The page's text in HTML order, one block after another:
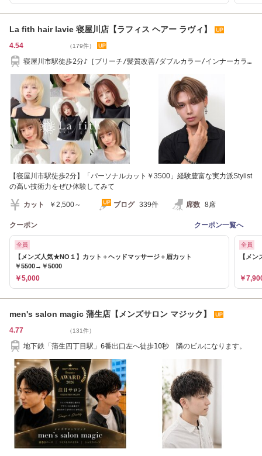
La fith hair lavie 寝屋川店【ラフィス ヘアー ラヴィ】
4.54 （179件）
寝屋川市駅徒歩2分♪［ブリーチ/髪質改善/ダブルカラー/インナーカラ
【寝屋川市駅徒歩2分】「パーソナルカット￥3500」経験豊富な実力派Stylist
の高い技術力をぜひ体験してみて
カット ￥2,500～ ブログ 339件 席数 8席
クーポン クーポン一覧へ
全員
【メンズ人気★NO１】カット＋ヘッドマッサージ＋眉カット
￥5500→￥5000
￥5,000
全員
【メ
￥
men's salon magic 蒲生店【メンズサロン マジック】
4.77 （131件）
地下鉄「蒲生四丁目駅」6番出口左へ徒歩10秒 隣のビルになります。